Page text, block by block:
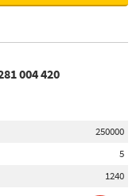
004 420
250000
5
1240